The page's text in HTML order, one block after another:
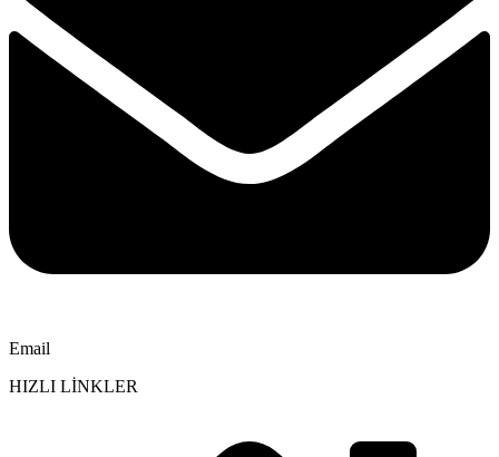
Email
HIZLI LİNKLER